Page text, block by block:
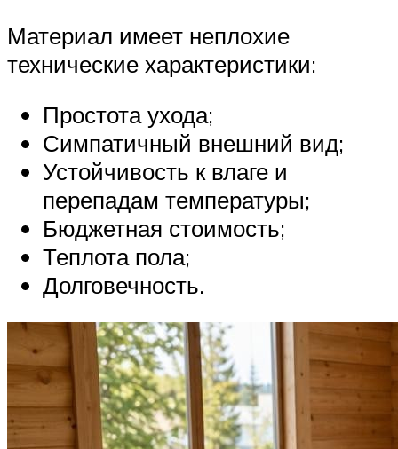
Материал имеет неплохие
технические характеристики:
Простота ухода;
Симпатичный внешний вид;
Устойчивость к влаге и
перепадам температуры;
Бюджетная стоимость;
Теплота пола;
Долговечность.